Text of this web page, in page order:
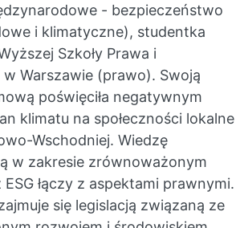
- bezpieczeństwo
i klimatyczne), studentka
Szkoły Prawa i
Warszawie (prawo). Swoją
poświęciła negatywnym
klimatu na społeczności lokalne
Wschodniej. Wiedzę
w zakresie zrównoważonym
łączy z aspektami prawnymi.
się legislacją związaną ze